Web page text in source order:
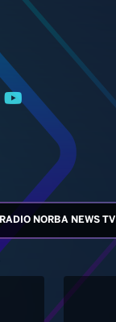
RADIO NORBA NEWS TV